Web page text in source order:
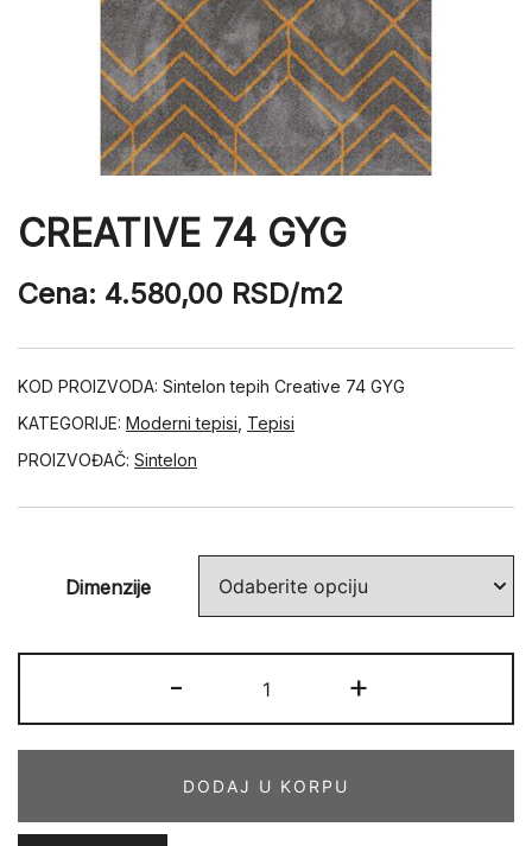
CREATIVE 74 GYG
Cena: 4.580,00 RSD/m2
KOD PROIZVODA: Sintelon tepih Creative 74 GYG
KATEGORIJE: Moderni tepisi Tepisi
PROIZVOĐAČ: Sintelon
Dimenzije
-
74
GYG
+
DODAJ U KORPU